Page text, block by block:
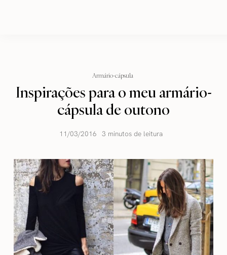
Armário-cápsula
Inspirações para o meu armário-
cápsula de outono
11/03/2016 3 minutos de leitura